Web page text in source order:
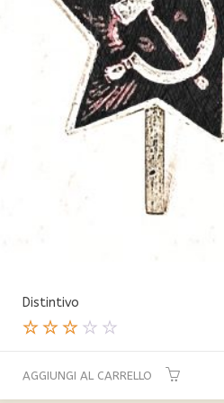
Distintivo
3.00
su 5
AGGIUNGI AL CARRELLO